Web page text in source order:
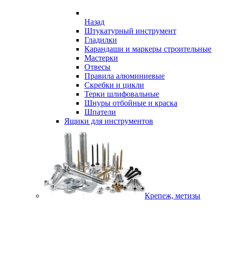
Назад
Штукатурный инструмент
Гладилки
Карандаши и маркеры строительные
Мастерки
Отвесы
Правила алюминиевые
Скребки и цикли
Терки шлифовальные
Шнуры отбойные и краска
Шпатели
Ящики для инструментов
Крепеж, метизы